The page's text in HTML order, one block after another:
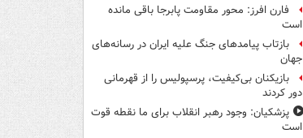
فارن افرز: محور مقاومت پابرجا باقی مانده
است
بازتاب پیامدهای جنگ علیه ایران در رسانه‌های
جهان
بازیکنان بی‌کیفیت، پرسپولیس را از قهرمانی
دور کردند
پزشکیان: وجود رهبر انقلاب برای ما نقطه قوت
است